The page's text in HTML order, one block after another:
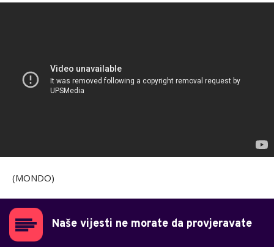
(MONDO)
Naše vijesti ne morate da provjeravate